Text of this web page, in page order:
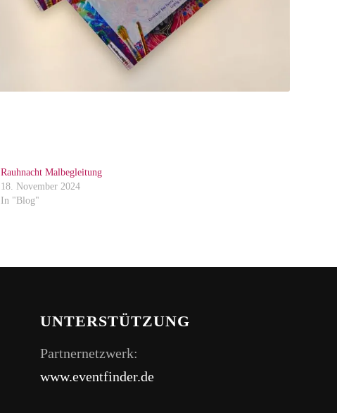
Rauhnacht Malbegleitung
18. November 2024
In "Blog"
UNTERSTÜTZUNG
Partnernetzwerk:
www.eventfinder.de